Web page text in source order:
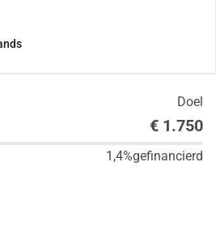
Doel
€ 1.750
1,4%gefinancierd